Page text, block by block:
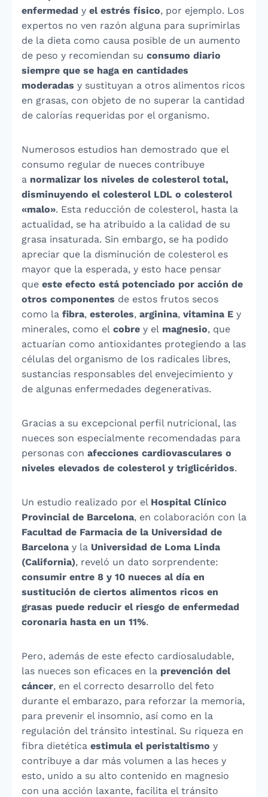
enfermedad y el estrés físico, por ejemplo. Los
expertos no ven razón alguna para suprimirlas
de la dieta como causa posible de un aumento
de peso y recomiendan su consumo diario
siempre que se haga en cantidades
moderadas y sustituyan a otros alimentos ricos
en grasas, con objeto de no superar la cantidad
de calorías requeridas por el organismo.
Numerosos estudios han demostrado que el
consumo regular de nueces contribuye
a normalizar los niveles de colesterol total,
disminuyendo el colesterol LDL o colesterol
«malo». Esta reducción de colesterol, hasta la
actualidad, se ha atribuido a la calidad de su
grasa insaturada. Sin embargo, se ha podido
apreciar que la disminución de colesterol es
mayor que la esperada, y esto hace pensar
que este efecto está potenciado por acción de
otros componentes de estos frutos secos
como la fibra, esteroles, arginina, vitamina E y
minerales, como el cobre y el magnesio, que
actuarían como antioxidantes protegiendo a las
células del organismo de los radicales libres,
sustancias responsables del envejecimiento y
de algunas enfermedades degenerativas.
Gracias a su excepcional perfil nutricional, las
nueces son especialmente recomendadas para
personas con afecciones cardiovasculares o
niveles elevados de colesterol y triglicéridos.
Un estudio realizado por el Hospital Clínico
Provincial de Barcelona, en colaboración con la
Facultad de Farmacia de la Universidad de
Barcelona y la Universidad de Loma Linda
(California), reveló un dato sorprendente:
consumir entre 8 y 10 nueces al día en
sustitución de ciertos alimentos ricos en
grasas puede reducir el riesgo de enfermedad
coronaria hasta en un 11%.
Pero, además de este efecto cardiosaludable,
las nueces son eficaces en la prevención del
cáncer, en el correcto desarrollo del feto
durante el embarazo, para reforzar la memoria,
para prevenir el insomnio, así como en la
regulación del tránsito intestinal. Su riqueza en
fibra dietética estimula el peristaltismo y
contribuye a dar más volumen a las heces y
esto, unido a su alto contenido en magnesio
con una acción laxante, facilita el tránsito